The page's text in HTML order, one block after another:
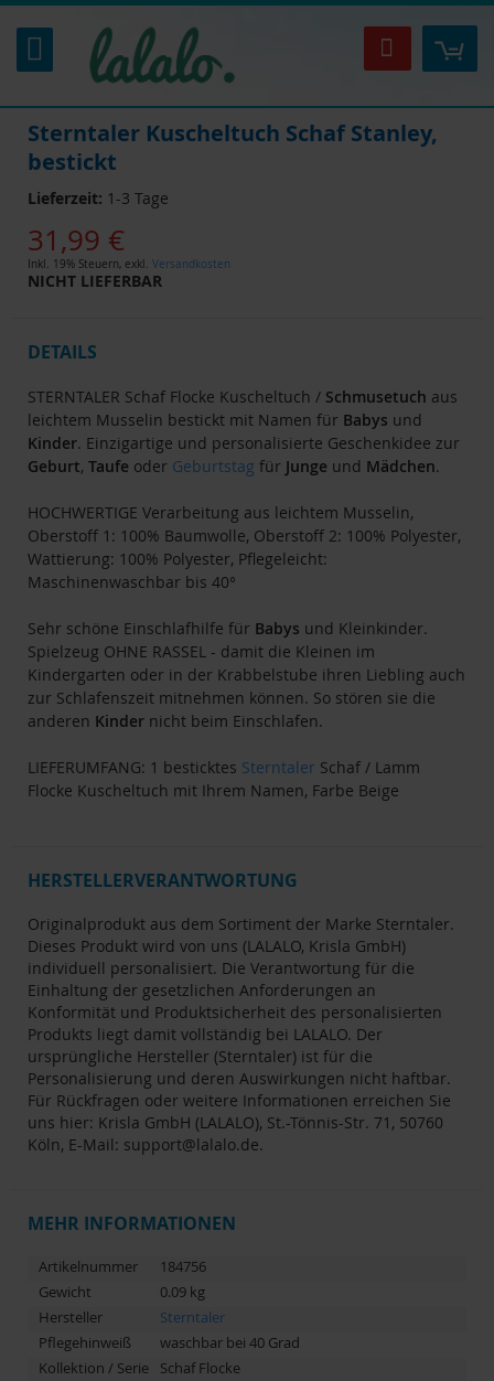
Inhalt
springen
Suche
Sterntaler Kuscheltuch Schaf Stanley,
bestickt
Lieferzeit: 1-3 Tage
31,99 €
Inkl. 19% Steuern, exkl. Versandkosten
NICHT LIEFERBAR
DETAILS
STERNTALER Schaf Flocke Kuscheltuch / Schmusetuch aus
leichtem Musselin bestickt mit Namen für Babys und
Kinder. Einzigartige und personalisierte Geschenkidee zur
Geburt, Taufe oder Geburtstag für Junge und Mädchen.
HOCHWERTIGE Verarbeitung aus leichtem Musselin,
Oberstoff 1: 100% Baumwolle, Oberstoff 2: 100% Polyester,
Wattierung: 100% Polyester, Pflegeleicht:
Maschinenwaschbar bis 40°
Sehr schöne Einschlafhilfe für Babys und Kleinkinder.
Spielzeug OHNE RASSEL - damit die Kleinen im
Kindergarten oder in der Krabbelstube ihren Liebling auch
zur Schlafenszeit mitnehmen können. So stören sie die
anderen Kinder nicht beim Einschlafen.
LIEFERUMFANG: 1 besticktes Sterntaler Schaf / Lamm
Flocke Kuscheltuch mit Ihrem Namen, Farbe Beige
HERSTELLERVERANTWORTUNG
Originalprodukt aus dem Sortiment der Marke Sterntaler.
Dieses Produkt wird von uns (LALALO, Krisla GmbH)
individuell personalisiert. Die Verantwortung für die
Einhaltung der gesetzlichen Anforderungen an
Konformität und Produktsicherheit des personalisierten
Produkts liegt damit vollständig bei LALALO. Der
ursprüngliche Hersteller (Sterntaler) ist für die
Personalisierung und deren Auswirkungen nicht haftbar.
Für Rückfragen oder weitere Informationen erreichen Sie
uns hier: Krisla GmbH (LALALO), St.-Tönnis-Str. 71, 50760
Köln, E-Mail: support@lalalo.de.
MEHR INFORMATIONEN
Artikelnummer
184756
Gewicht
0.09 kg
Hersteller
Sterntaler
Pflegehinweiß
waschbar bei 40 Grad
Kollektion / Serie
Schaf Flocke